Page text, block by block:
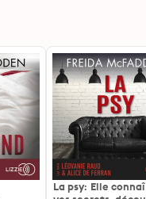
La psy: Elle